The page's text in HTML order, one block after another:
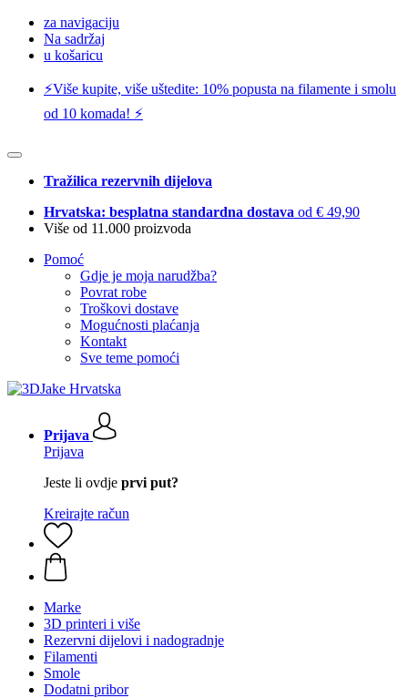
za navigaciju
Na sadržaj
u košaricu
⚡️Više kupite, više uštedite: 10% popusta na filamente i smolu
od 10 komada! ⚡️
Tražilica rezervnih dijelova
Hrvatska: besplatna standardna dostava od € 49,90
Više od 11.000 proizvoda
Pomoć
Gdje je moja narudžba?
Povrat robe
Troškovi dostave
Mogućnosti plaćanja
Kontakt
Sve teme pomoći
Prijava
Prijava
Jeste li ovdje prvi put?
Kreirajte račun
Marke
3D printeri i više
Rezervni dijelovi i nadogradnje
Filamenti
Smole
Dodatni pribor